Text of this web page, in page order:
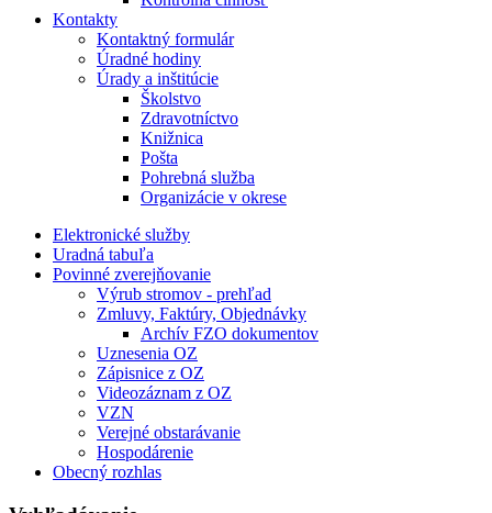
Kontakty
Kontaktný formulár
Úradné hodiny
Úrady a inštitúcie
Školstvo
Zdravotníctvo
Knižnica
Pošta
Pohrebná služba
Organizácie v okrese
Elektronické služby
Uradná tabuľa
Povinné zverejňovanie
Výrub stromov - prehľad
Zmluvy, Faktúry, Objednávky
Archív FZO dokumentov
Uznesenia OZ
Zápisnice z OZ
Videozáznam z OZ
VZN
Verejné obstarávanie
Hospodárenie
Obecný rozhlas